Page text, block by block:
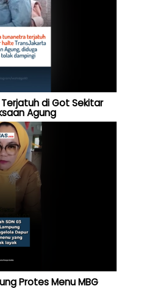
di Got Sekitar
Agung
Protes Menu MBG